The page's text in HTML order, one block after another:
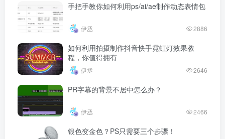
手把手教你如何利用ps/ai/ae制作动态表情包
伊丞 2886
如何利用拍摄制作抖音快手霓虹灯效果教
程，你值得拥有
伊丞 2646
PR字幕的背景不居中怎么办？
伊丞 2466
银色变金色？PS只需要三个步骤！